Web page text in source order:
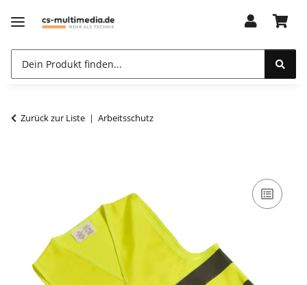
Zurück zur Liste Arbeitsschutz